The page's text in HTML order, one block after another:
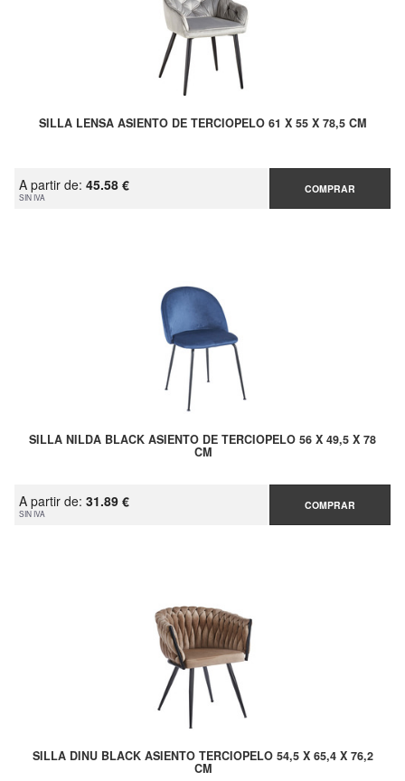
SILLA LENSA ASIENTO DE TERCIOPELO 61 X 55 X 78,5 CM
A partir de: 45.58 €
SIN IVA
COMPRAR
SILLA NILDA BLACK ASIENTO DE TERCIOPELO 56 X 49,5 X 78
CM
A partir de: 31.89 €
SIN IVA
COMPRAR
SILLA DINU BLACK ASIENTO TERCIOPELO 54,5 X 65,4 X 76,2
CM